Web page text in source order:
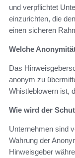
und verpflichtet
einzurichten, die
einen sicheren
Welche
Das
anonym zu
Whistleblowern ist,
Wie wird der
Unternehmen sind
Wahrung der
Hinweisgeber